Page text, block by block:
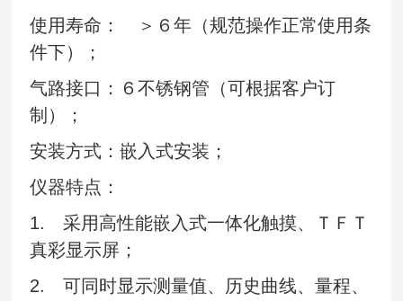
使用寿命： ＞６年（规范操作正常使用条
件下）；
气路接口：６不锈钢管（可根据客户订
制）；
安装方式：嵌入式安装；
仪器特点：
1. 采用高性能嵌入式一体化触摸、ＴＦＴ
真彩显示屏；
2. 可同时显示测量值、历史曲线、量程、